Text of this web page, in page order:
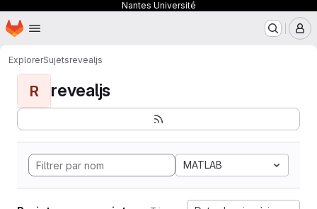
Nantes Université
Passer au contenu principal
Page d'accueil
ExplorerSujetsrevealjs
R revealjs
MATLAB